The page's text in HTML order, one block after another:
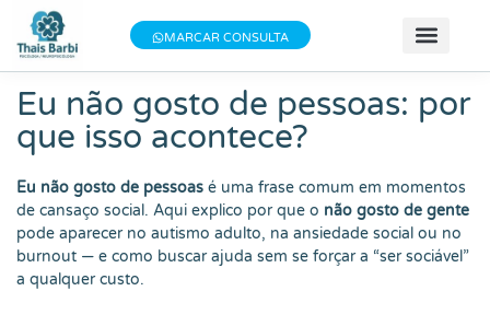
Baixe meu E-book gratuito "3 Técnicas do
Bem-estar"!
Baixe aqui
MARCAR CONSULTA
Eu não gosto de pessoas: por
que isso acontece?
Eu não gosto de pessoas é uma frase comum em momentos
de cansaço social. Aqui explico por que o não gosto de gente
pode aparecer no autismo adulto, na ansiedade social ou no
burnout — e como buscar ajuda sem se forçar a “ser sociável”
a qualquer custo.